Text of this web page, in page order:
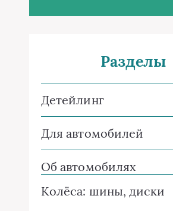
Разделы
Детейлинг
Для автомобилей
Об автомобилях
Колёса: шины, диски